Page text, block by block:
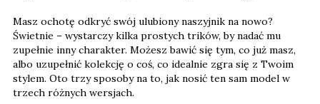
Masz ochotę odkryć swój ulubiony naszyjnik na nowo?
Świetnie – wystarczy kilka prostych trików, by nadać mu
zupełnie inny charakter. Możesz bawić się tym, co już masz,
albo uzupełnić kolekcję o coś, co idealnie zgra się z Twoim
stylem. Oto trzy sposoby na to, jak nosić ten sam model w
trzech różnych wersjach.